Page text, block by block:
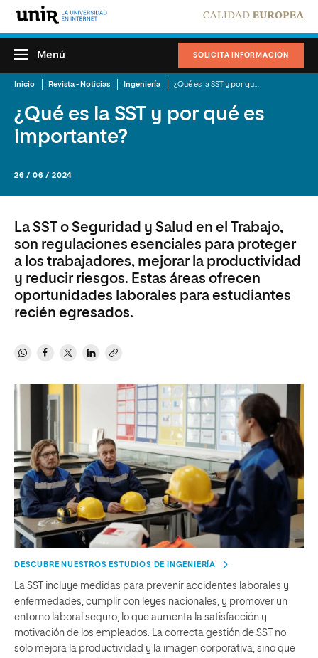
SOLICITA INFORMACIÓN
Menú
Inicio Revista - Noticias Ingeniería
¿Qué es la SST y por qué es
importante?
26 / 06 / 2024
La SST o Seguridad y Salud en el Trabajo,
son regulaciones esenciales para proteger
a los trabajadores, mejorar la productividad
y reducir riesgos. Estas áreas ofrecen
oportunidades laborales para estudiantes
recién egresados.
DESCUBRE NUESTROS ESTUDIOS DE INGENIERÍA
La SST incluye medidas para prevenir accidentes laborales y
enfermedades, cumplir con leyes nacionales, y promover un
entorno laboral seguro, lo que aumenta la satisfacción y
motivación de los empleados. La correcta gestión de SST no
solo mejora la productividad y la imagen corporativa, sino que